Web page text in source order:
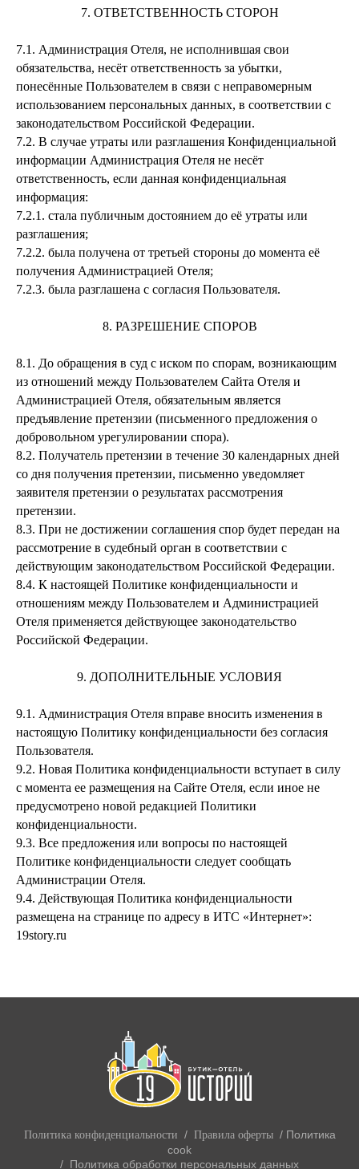
7. ОТВЕТСТВЕННОСТЬ СТОРОН
7.1. Администрация Отеля, не исполнившая свои
обязательства, несёт ответственность за убытки,
понесённые Пользователем в связи с неправомерным
использованием персональных данных, в соответствии с
законодательством Российской Федерации.
7.2. В случае утраты или разглашения Конфиденциальной
информации Администрация Отеля не несёт
ответственность, если данная конфиденциальная
информация:
7.2.1. стала публичным достоянием до её утраты или
разглашения;
7.2.2. была получена от третьей стороны до момента её
получения Администрацией Отеля;
7.2.3. была разглашена с согласия Пользователя.
8. РАЗРЕШЕНИЕ СПОРОВ
8.1. До обращения в суд с иском по спорам, возникающим
из отношений между Пользователем Сайта Отеля и
Администрацией Отеля, обязательным является
предъявление претензии (письменного предложения о
добровольном урегулировании спора).
8.2. Получатель претензии в течение 30 календарных дней
со дня получения претензии, письменно уведомляет
заявителя претензии о результатах рассмотрения
претензии.
8.3. При не достижении соглашения спор будет передан на
рассмотрение в судебный орган в соответствии с
действующим законодательством Российской Федерации.
8.4. К настоящей Политике конфиденциальности и
отношениям между Пользователем и Администрацией
Отеля применяется действующее законодательство
Российской Федерации.
9. ДОПОЛНИТЕЛЬНЫЕ УСЛОВИЯ
9.1. Администрация Отеля вправе вносить изменения в
настоящую Политику конфиденциальности без согласия
Пользователя.
9.2. Новая Политика конфиденциальности вступает в силу
с момента ее размещения на Сайте Отеля, если иное не
предусмотрено новой редакцией Политики
конфиденциальности.
9.3. Все предложения или вопросы по настоящей
Политике конфиденциальности следует сообщать
Администрации Отеля.
9.4. Действующая Политика конфиденциальности
размещена на странице по адресу в ИТС «Интернет»:
19story.ru
Политика конфиденциальности / Правила оферты / Политика
cook
/ Политика обработки персональных данных